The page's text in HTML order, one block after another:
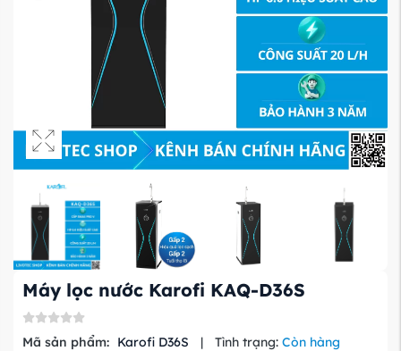
Máy lọc nước Karofi KAQ-D36S
Mã sản phẩm: Karofi D36S | Tình trạng: Còn hàng